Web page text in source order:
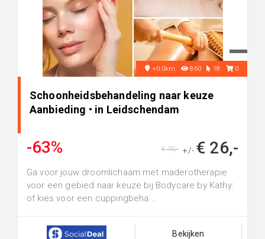
+0.0km 860 18 0
Schoonheidsbehandeling naar keuze
Aanbieding • in Leidschendam
-63% +/- € 26,-
€ 70,-
Ga voor jouw droomlichaam met maderotherapie
voor een gebied naar keuze bij Bodycare by Kathy:
of kies voor een cuppingbeha...
Bekijken